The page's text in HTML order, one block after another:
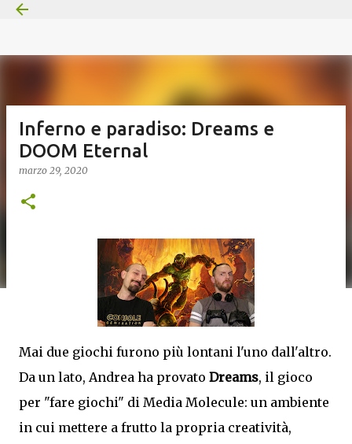
Inferno e paradiso: Dreams e
DOOM Eternal
marzo 29, 2020
Mai due giochi furono più lontani l'uno dall'altro.
Da un lato, Andrea ha provato Dreams, il gioco
per "fare giochi" di Media Molecule: un ambiente
in cui mettere a frutto la propria creatività,